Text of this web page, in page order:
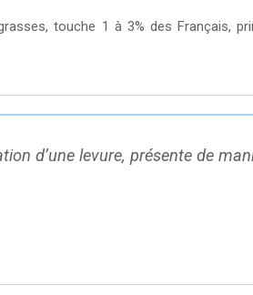
touche 1 à 3% des Français,
d’une levure, présente de